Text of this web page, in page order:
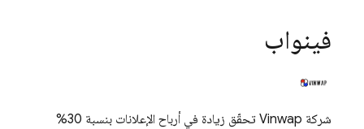
فينواب
شركة Vinwap تحقّق زيادة في أرباح الإعلانات بنسبة 30%